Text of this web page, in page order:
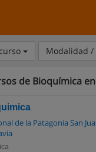
Modalidad /
de Bioquímica
de la Patagonia San